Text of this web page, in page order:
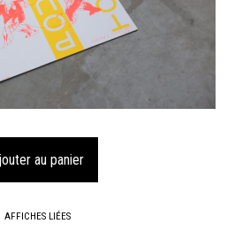
AFFICHES LIÉES